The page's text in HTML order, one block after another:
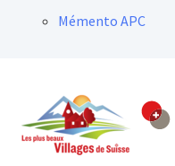
Mémento APC